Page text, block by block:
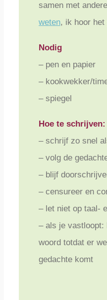
samen met
weten, ik hoor het
Nodig
– pen en papier
– kookwekker/
– spiegel
Hoe te
– schrijf zo snel
– volg de
– blijf
– censureer en
– let niet op taal-
– als je vastloopt:
woord totdat er
gedachte komt